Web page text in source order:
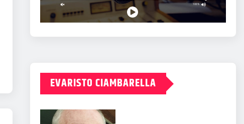
EVARISTO CIAMBARELLA